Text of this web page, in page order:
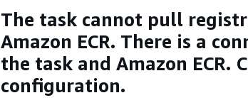
The task cannot pull
Amazon ECR. There is a
the task and Amazon ECR.
configuration.